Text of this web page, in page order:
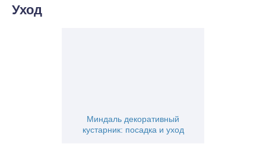
Уход
Миндаль декоративный
кустарник: посадка и уход